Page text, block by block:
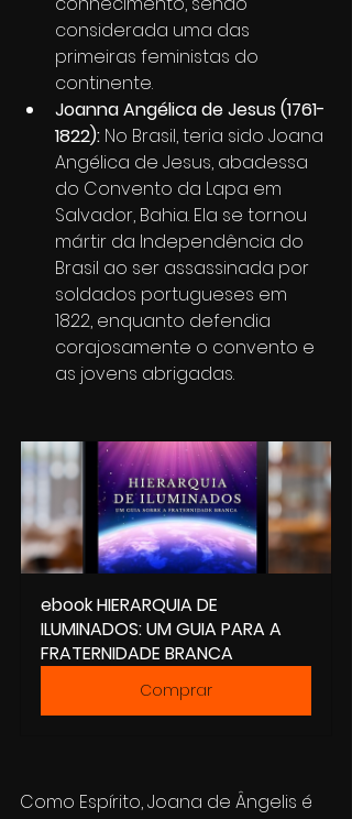
considerada uma das
primeiras feministas do
continente.
Joanna Angélica de Jesus (1761-
1822): No Brasil, teria sido Joana
Angélica de Jesus, abadessa
do Convento da Lapa em
Salvador, Bahia. Ela se tornou
mártir da Independência do
Brasil ao ser assassinada por
soldados portugueses em
1822, enquanto defendia
corajosamente o convento e
as jovens abrigadas.
ebook HIERARQUIA DE
ILUMINADOS: UM GUIA PARA A
FRATERNIDADE BRANCA
Comprar
Como Espírito, Joana de Ângelis é